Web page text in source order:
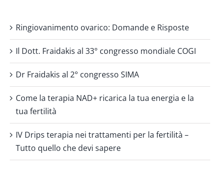
Ringiovanimento ovarico: Domande e Risposte
Il Dott. Fraidakis al 33° congresso mondiale COGI
Dr Fraidakis al 2° congresso SIMA
Come la terapia NAD+ ricarica la tua energia e la
tua fertilità
IV Drips terapia nei trattamenti per la fertilità –
Tutto quello che devi sapere